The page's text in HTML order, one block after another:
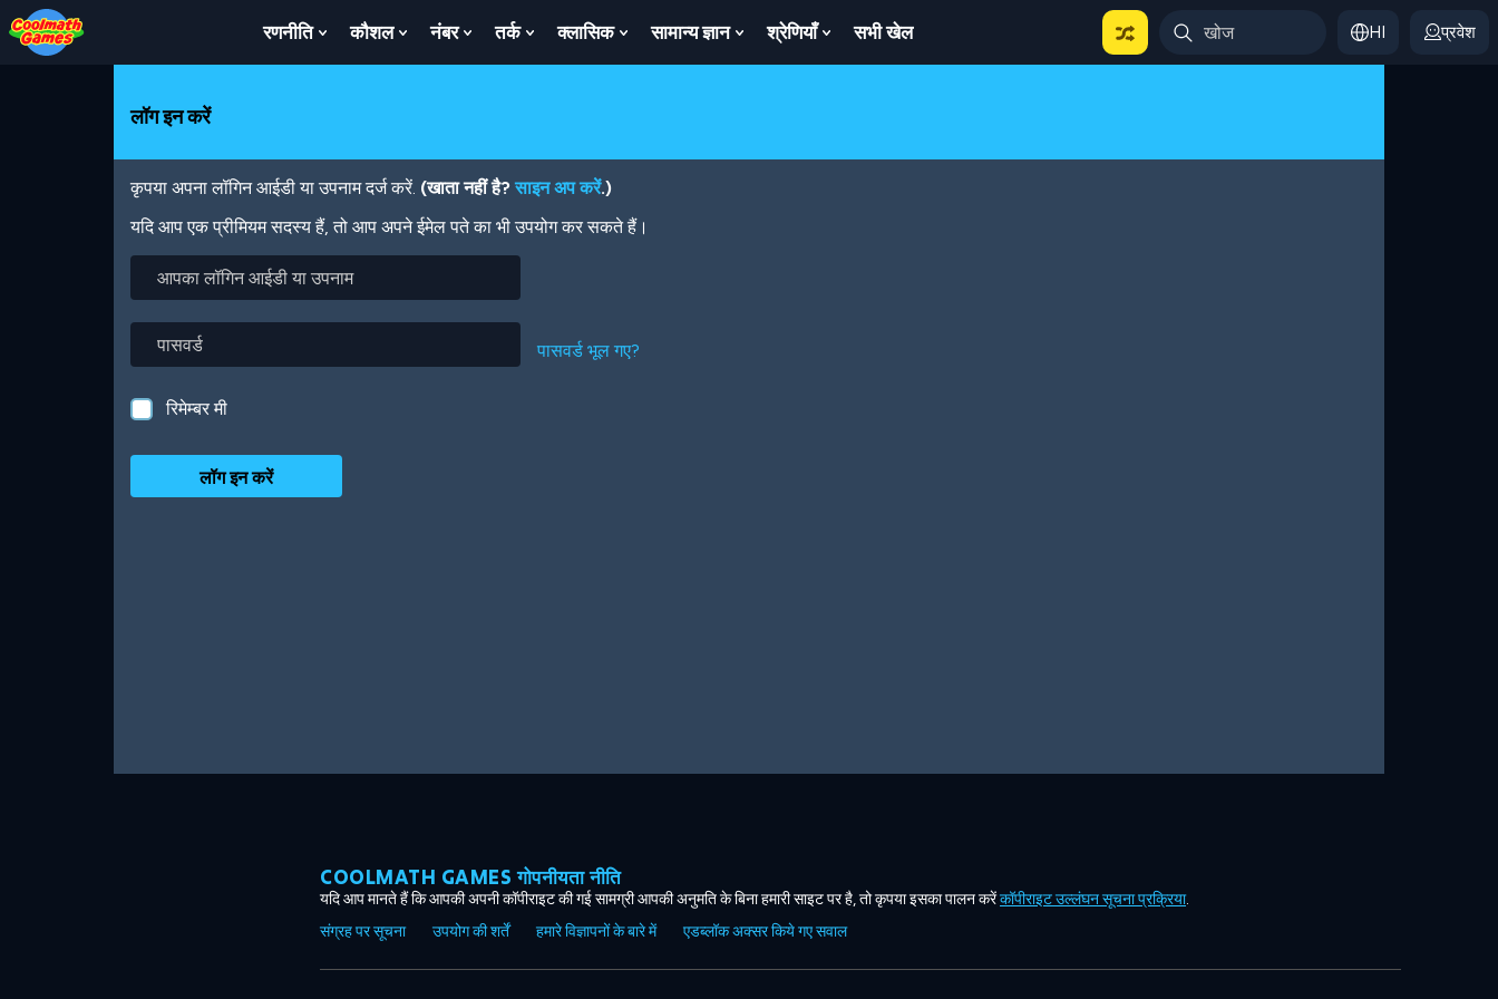
Skip
to
Top
Skip
to
Navigation
Skip
to
Main
Skip
to
Footer
Skip
to
main
रणनीति
Show
Submenu
कौशल
Show
Submenu
नंबर
Show
Submenu
तर्क
Show
Submenu
क्लासिक
Show
Submenu
सामान्य ज्ञान
Show
Submenu
श्रेणियाँ
Show
Submenu
सभी खेल HI प्रवेश
लॉग इन करें
कृपया अपना लॉगिन आईडी या उपनाम दर्ज करें. (खाता नहीं है?साइन अप करें.)
यदि आप एक प्रीमियम सदस्य हैं, तो आप अपने ईमेल पते का भी उपयोग कर सकते हैं।
लॉगिन
या
उपनाम
पासवर्ड भूल गए?
रिमेम्बर मी
COOLMATH GAMES गोपनीयता नीति
यदि आप मानते हैं कि आपकी अपनी कॉपीराइट की गई सामग्री आपकी अनुमति के बिना हमारी साइट पर है, तो कृपया इसका पालन करेंकॉपीराइट उल्लंघन सूचना प्रक्रिया.
संग्रह पर सूचना
उपयोग की शर्तें हमारे विज्ञापनों के बारे में एडब्लॉक अक्सर किये गए सवाल